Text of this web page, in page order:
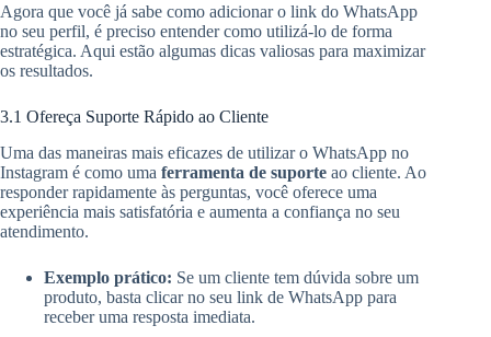
Agora que você já sabe como adicionar o link do WhatsApp
no seu perfil, é preciso entender como utilizá-lo de forma
estratégica. Aqui estão algumas dicas valiosas para maximizar
os resultados.
3.1 Ofereça Suporte Rápido ao Cliente
Uma das maneiras mais eficazes de utilizar o WhatsApp no
Instagram é como uma ferramenta de suporte ao cliente. Ao
responder rapidamente às perguntas, você oferece uma
experiência mais satisfatória e aumenta a confiança no seu
atendimento.
Exemplo prático: Se um cliente tem dúvida sobre um
produto, basta clicar no seu link de WhatsApp para
receber uma resposta imediata.